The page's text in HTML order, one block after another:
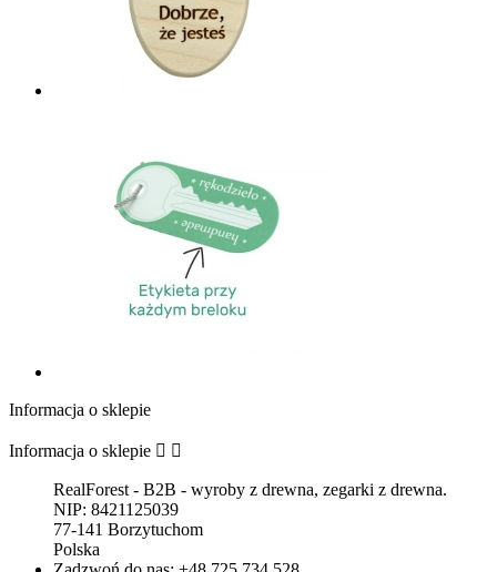
Informacja o sklepie
Informacja o sklepie  
RealForest - B2B - wyroby z drewna, zegarki z drewna.
NIP: 8421125039
77-141 Borzytuchom
Polska